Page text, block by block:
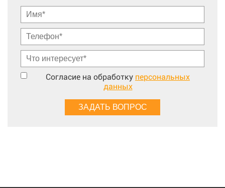
Согласие на обработку персональных
данных